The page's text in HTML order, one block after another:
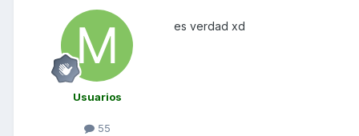
Usuarios
55
es verdad xd